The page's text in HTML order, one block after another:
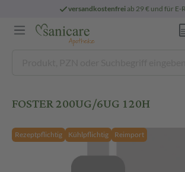
versandkostenfreiab 29 € und für E-
FOSTER 200UG/6UG 120H
Rezeptpflichtig Kühlpflichtig Reimport